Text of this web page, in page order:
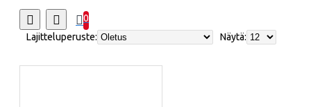
0
Lajitteluperuste:
Näytä: